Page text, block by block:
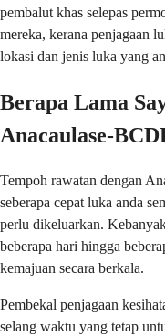
pembalut khas selepas
mereka, kerana penjagaan
lokasi dan jenis luka yang
Berapa Lama
Anacaulase-
Tempoh rawatan dengan
seberapa cepat luka anda
perlu dikeluarkan.
beberapa hari hingga
kemajuan secara berkala.
Pembekal penjagaan
selang waktu yang tetap